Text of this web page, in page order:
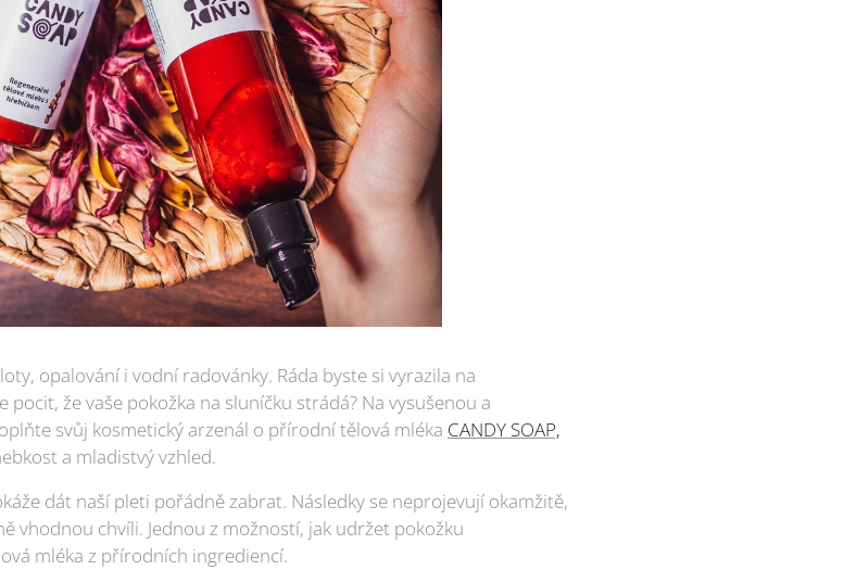
opalování i vodní radovánky. Ráda byste si vyrazila na
že vaše pokožka na sluníčku strádá? Na vysušenou a
svůj kosmetický arzenál o přírodní tělová mléka CANDY SOAP,
a mladistvý vzhled.
dát naší pleti pořádně zabrat. Následky se neprojevují okamžitě,
vhodnou chvíli. Jednou z možností, jak udržet pokožku
mléka z přírodních ingrediencí.